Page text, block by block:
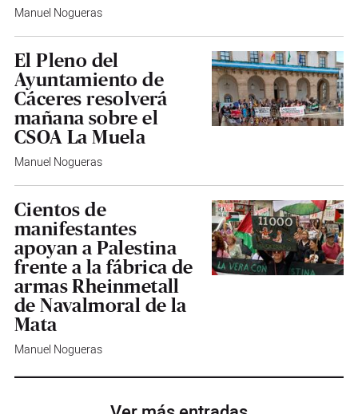
Manuel Nogueras
El Pleno del
Ayuntamiento de
Cáceres resolverá
mañana sobre el
CSOA La Muela
Manuel Nogueras
Cientos de
manifestantes
apoyan a Palestina
frente a la fábrica de
armas Rheinmetall
de Navalmoral de la
Mata
Manuel Nogueras